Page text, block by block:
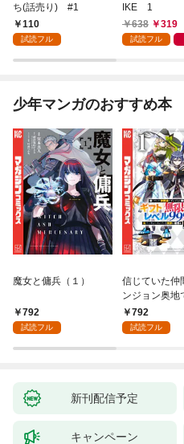
ち(話売り) #1
110
試読フル
IKE 1
638
319
試読フル
少年マンガのおすすめ本
魔女と傭兵（１）
792
試読フル
信じていた仲
ンジョン奥地
かけたがギフ
ガチャ』でレ
（１）
792
試読フル
新刊配信予定
キャンペーン